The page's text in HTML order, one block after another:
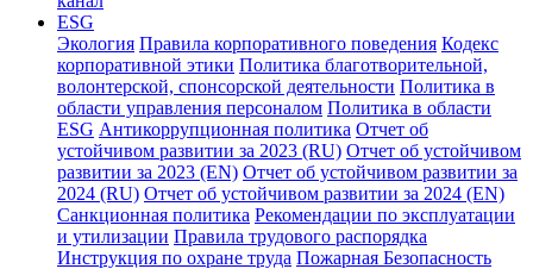
ESG
Экология Правила корпоративного поведения Кодекс
корпоративной этики Политика благотворительной,
волонтерской, спонсорской деятельности Политика в
области управления персоналом Политика в области
ESG Антикоррупционная политика Отчет об
устойчивом развитии за 2023 (RU) Отчет об устойчивом
развитии за 2023 (EN) Отчет об устойчивом развитии за
2024 (RU) Отчет об устойчивом развитии за 2024 (EN)
Санкционная политика Рекомендации по эксплуатации
и утилизации Правила трудового распорядка
Инструкция по охране труда Пожарная Безопасность